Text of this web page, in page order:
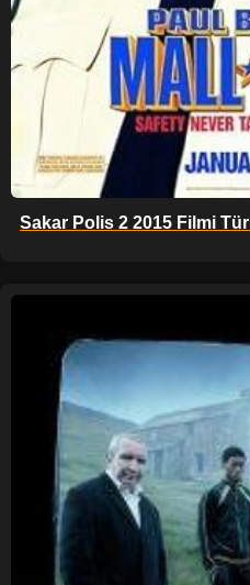
Sakar Polis 2 2015 Filmi